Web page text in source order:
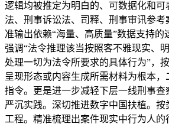
逻辑均被推定为明白的、可数据化和可
法、刑事诉讼法、司释、刑事审讯参
准输出依赖“海量、高质量”数据支持
强调“法令推理该当按照客不雅现实、
处理一切为法令所要求的具体行为”，
呈现形态或内容生成所需材料为根本
指令。更是进一步减轻下层一线刑事查
严沉实践。深切推进数字中国扶植。
工程。精准梳理出案件现实中行为人的